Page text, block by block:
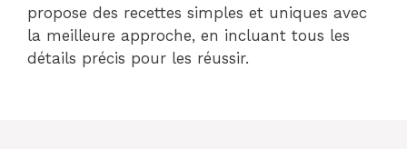
propose des recettes simples et uniques avec
la meilleure approche, en incluant tous les
détails précis pour les réussir.